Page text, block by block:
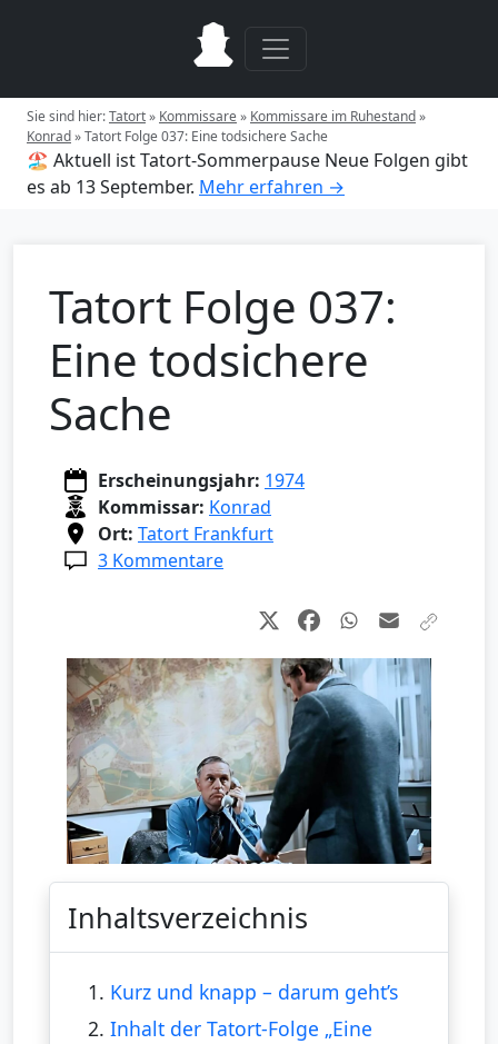
Sie sind hier:Tatort» Kommissare» Kommissare im Ruhestand»
Konrad»Tatort Folge 037: Eine todsichere Sache
🏖️ Aktuell ist Tatort-Sommerpause Neue Folgen gibt
es ab 13 September. Mehr erfahren →
Tatort Folge 037:
Eine todsichere
Sache
Erscheinungsjahr: 1974
Kommissar: Konrad
Ort: Tatort Frankfurt
3 Kommentare
Inhaltsverzeichnis
1. Kurz und knapp – darum geht’s
2. Inhalt der Tatort-Folge „Eine